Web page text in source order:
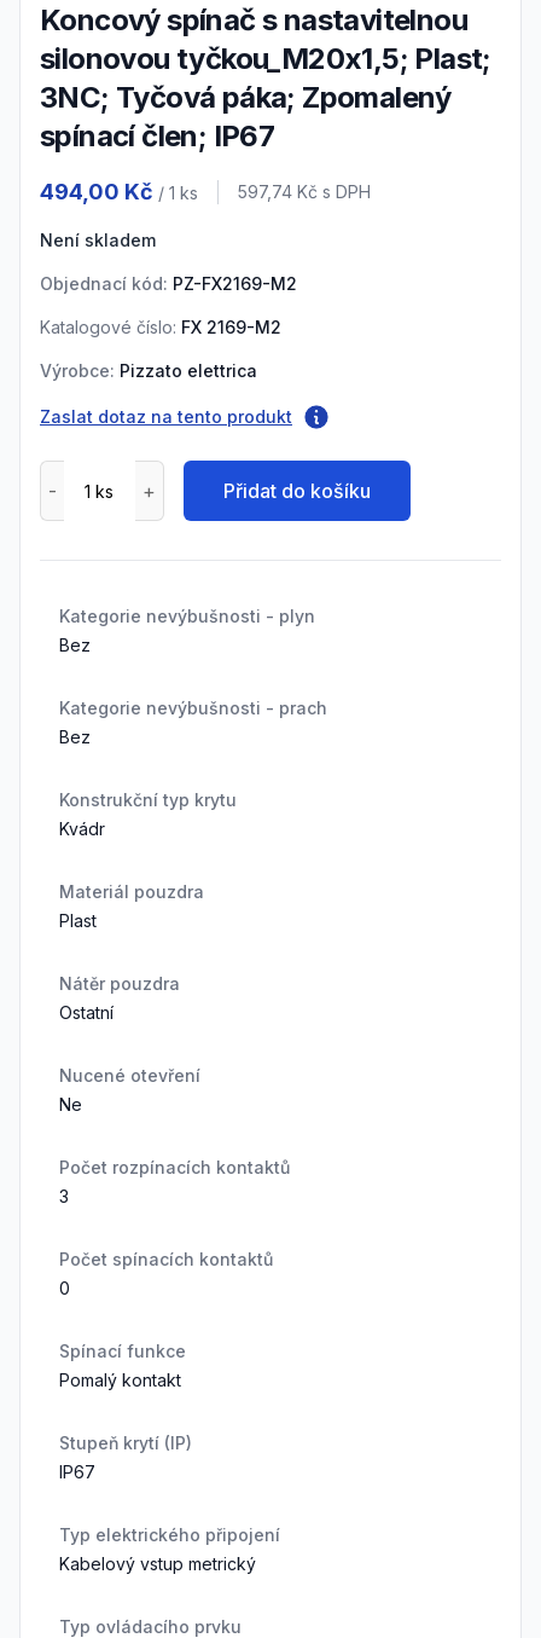
Koncový spínač s nastavitelnou
silonovou tyčkou_M20x1,5; Plast;
3NC; Tyčová páka; Zpomalený
spínací člen; IP67
494,00 Kč / 1 ks Cena s DPH
597,74 Kč s DPH
Není skladem
Objednací kód: PZ-FX2169-M2
Katalogové číslo: FX 2169-M2
Výrobce: Pizzato elettrica
Zaslat dotaz na tento produkt
Přidat do košíku
Kategorie nevýbušnosti - plyn
Bez
Kategorie nevýbušnosti - prach
Bez
Konstrukční typ krytu
Kvádr
Materiál pouzdra
Plast
Nátěr pouzdra
Ostatní
Nucené otevření
Ne
Počet rozpínacích kontaktů
3
Počet spínacích kontaktů
0
Spínací funkce
Pomalý kontakt
Stupeň krytí (IP)
IP67
Typ elektrického připojení
Kabelový vstup metrický
Typ ovládacího prvku